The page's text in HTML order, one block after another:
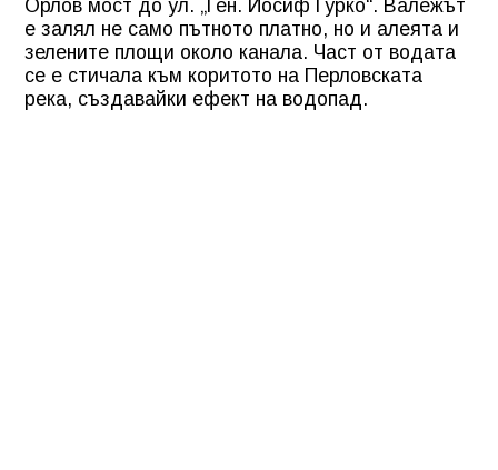
Орлов мост до ул. „Ген. Йосиф Гурко“. Валежът
е залял не само пътното платно, но и алеята и
зелените площи около канала. Част от водата
се е стичала към коритото на Перловската
река, създавайки ефект на водопад.